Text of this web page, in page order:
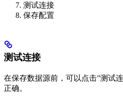
测试连接
保存配置
测试连接
在保存数据源前，可以点击”测试
正确。